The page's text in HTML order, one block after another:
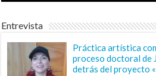
Entrevista
Práctica artística
proceso doctoral de
detrás del proyecto